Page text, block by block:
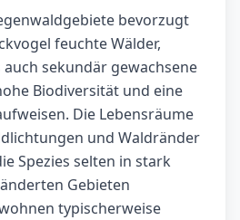
bevorzugt
feuchte Wälder,
sekundär gewachsene
Biodiversität und eine
Die Lebensräume
und Waldränder
Spezies selten in stark
Gebieten
typischerweise